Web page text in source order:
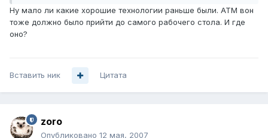
Ну мало ли какие хорошие технологии раньше были. АТМ вон
тоже должно было прийти до самого рабочего стола. И где
оно?
Вставить ник Цитата
zoro
Опубликовано 12 мая, 2007